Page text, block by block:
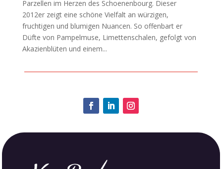
Parzellen im Herzen des Schoenenbourg. Dieser
2012er zeigt eine schöne Vielfalt an würzigen,
fruchtigen und blumigen Nuancen. So offenbart er
Düfte von Pampelmuse, Limettenschalen, gefolgt von
Akazienblüten und einem...